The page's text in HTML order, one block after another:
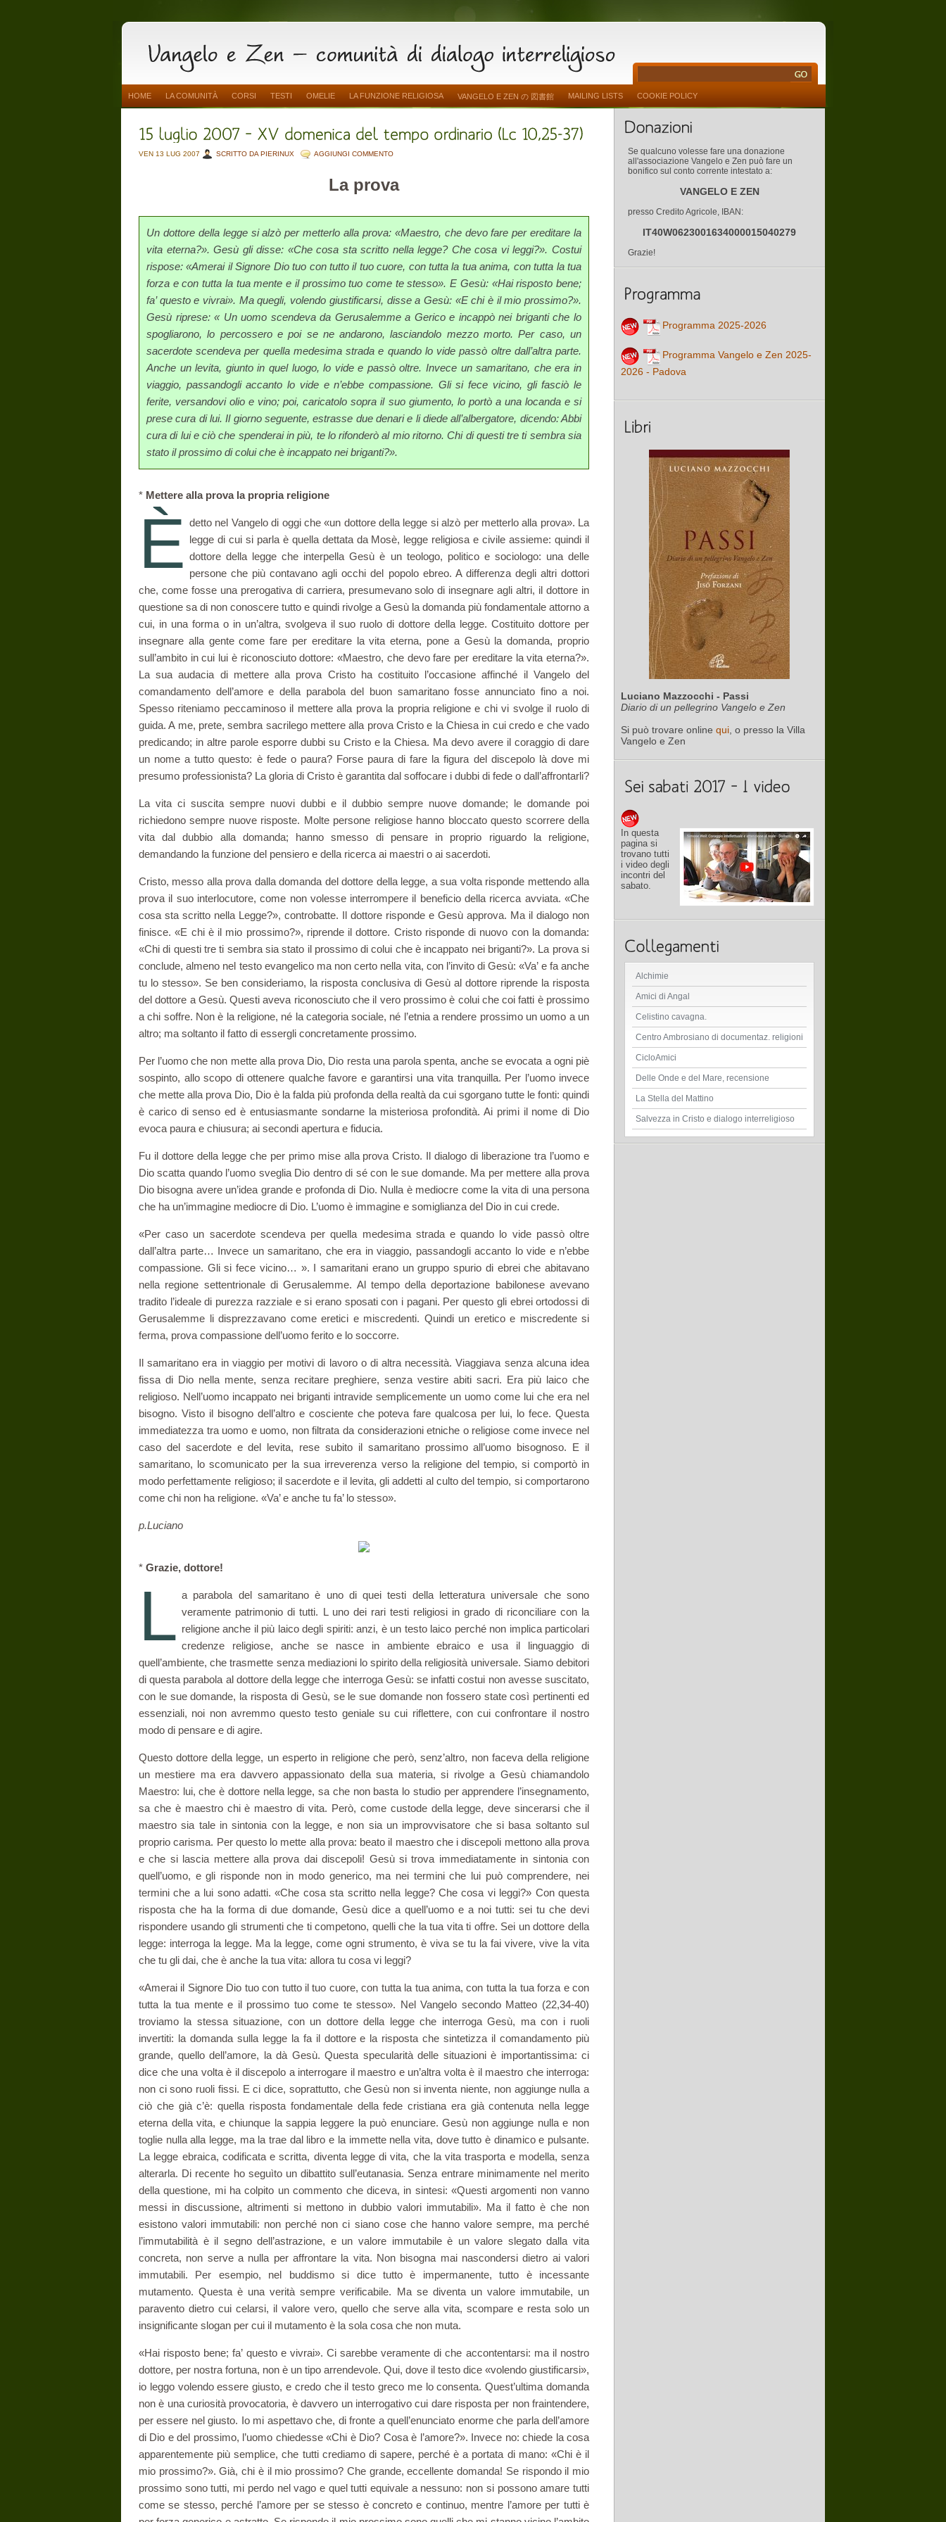
HOME LA COMUNITÀ CORSI TESTI OMELIE LA FUNZIONE RELIGIOSA VANGELO E ZEN の 図書館 MAILING LISTS COOKIE POLICY
VEN 13 LUG 2007 SCRITTO DA PIERINUX AGGIUNGI COMMENTO
La prova
Un dottore della legge si alzò per metterlo alla prova: «Maestro, che devo fare per ereditare la
vita eterna?». Gesù gli disse: «Che cosa sta scritto nella legge? Che cosa vi leggi?». Costui
rispose: «Amerai il Si­gnore Dio tuo con tutto il tuo cuore, con tutta la tua anima, con tutta la tua
forza e con tutta la tua mente e il prossimo tuo come te stesso». E Gesù: «Hai risposto bene;
fa’ questo e vivrai». Ma quegli, volendo giustificarsi, disse a Gesù: «E chi è il mio prossimo?».
Gesù riprese: « Un uomo scendeva da Gerusalemme a Gerico e incappò nei briganti che lo
spogliarono, lo percossero e poi se ne andarono, lasciandolo mezzo morto. Per caso, un
sacerdote scendeva per quella medesima strada e quando lo vide passò oltre dall’altra parte.
Anche un levita, giunto in quel luogo, lo vide e passò oltre. Invece un samaritano, che era in
viaggio, passandogli accanto lo vide e n’ebbe compassione. Gli si fece vicino, gli fasciò le
ferite, versandovi olio e vino; poi, caricatolo sopra il suo giumento, lo portò a una locanda e si
prese cura di lui. Il giorno seguente, estrasse due denari e li diede all’albergatore, dicendo: Abbi
cura di lui e ciò che spenderai in più, te lo rifonderò al mio ri­torno. Chi di questi tre ti sembra sia
stato il prossimo di colui che è in­cappato nei briganti?».
* Mettere alla prova la propria religione
È detto nel Vangelo di oggi che «un dottore della legge si alzò per metterlo alla prova». La
legge di cui si parla è quella dettata da Mosè, legge religiosa e civile assieme: quindi il
dottore della legge che in­terpella Gesù è un teologo, politico e sociologo: una delle
persone che più contavano agli occhi del popolo ebreo. A differenza degli al­tri dottori
che, come fosse una prerogativa di carriera, presumevano solo di insegnare agli altri, il dottore in
questione sa di non conoscere tutto e quindi rivolge a Gesù la domanda più fondamentale at­torno a
cui, in una forma o in un’altra, svolgeva il suo ruolo di dot­tore della legge. Costituito dottore per
insegnare alla gente come fare per ereditare la vita eterna, pone a Gesù la domanda, proprio
sull’ambito in cui lui è riconosciuto dottore: «Maestro, che devo fare per ereditare la vita eterna?».
La sua audacia di mettere alla prova Cristo ha costituito l’occasione affinché il Vangelo del
comanda­mento dell’amore e della parabola del buon samaritano fosse annun­ciato fino a noi.
Spesso riteniamo peccaminoso il mettere alla prova la propria religione e chi vi svolge il ruolo di
guida. A me, prete, sembra sacrilego mettere alla prova Cristo e la Chiesa in cui credo e che vado
predicando; in altre parole esporre dubbi su Cristo e la Chiesa. Ma devo avere il coraggio di dare
un nome a tutto questo: è fede o paura? Forse paura di fare la figura del discepolo là dove mi
presumo professionista? La gloria di Cristo è garantita dal soffocare i dubbi di fede o dall’affrontarli?
La vita ci suscita sempre nuovi dubbi e il dubbio sempre nuove domande; le domande poi
richiedono sempre nuove risposte. Molte persone religiose hanno bloccato questo scorrere della
vita dal dub­bio alla domanda; hanno smesso di pensare in proprio riguardo la re­ligione,
demandando la funzione del pensiero e della ricerca ai mae­stri o ai sacerdoti.
Cristo, messo alla prova dalla domanda del dottore della legge, a sua volta risponde mettendo alla
prova il suo interlocutore, come non volesse interrompere il beneficio della ricerca avviata. «Che
cosa sta scritto nella Legge?», controbatte. Il dottore risponde e Gesù approva. Ma il dialogo non
finisce. «E chi è il mio prossimo?», riprende il dottore. Cristo risponde di nuovo con la domanda:
«Chi di questi tre ti sembra sia stato il prossimo di colui che è incappato nei briganti?». La prova si
conclude, almeno nel testo evangelico ma non certo nella vita, con l’invito di Gesù: «Va’ e fa anche
tu lo stesso». Se ben consideriamo, la risposta conclusiva di Gesù al dot­tore riprende la risposta
del dottore a Gesù. Questi aveva ricono­sciuto che il vero prossimo è colui che coi fatti è prossimo
a chi sof­fre. Non è la religione, né la categoria sociale, né l’etnia a rendere prossimo un uomo a un
altro; ma soltanto il fatto di essergli concre­tamente prossimo.
Per l’uomo che non mette alla prova Dio, Dio resta una parola spenta, anche se evocata a ogni piè
sospinto, allo scopo di ottenere qualche favore e garantirsi una vita tranquilla. Per l’uomo invece
che mette alla prova Dio, Dio è la falda più profonda della realtà da cui sgorgano tutte le fonti: quindi
è carico di senso ed è entusiasmante sondarne la misteriosa profondità. Ai primi il nome di Dio
evoca paura e chiusura; ai secondi apertura e fiducia.
Fu il dottore della legge che per primo mise alla prova Cristo. Il dialogo di liberazione tra l’uomo e
Dio scatta quando l’uomo sveglia Dio dentro di sé con le sue domande. Ma per mettere alla prova
Dio bisogna avere un’idea grande e profonda di Dio. Nulla è mediocre come la vita di una persona
che ha un’immagine mediocre di Dio. L’uomo è immagine e somiglianza del Dio in cui crede.
«Per caso un sacerdote scendeva per quella medesima strada e quando lo vide passò oltre
dall’altra parte… Invece un samaritano, che era in viaggio, passandogli accanto lo vide e n’ebbe
compassione. Gli si fece vicino… ». I samaritani erano un gruppo spurio di ebrei che abitavano
nella regione settentrionale di Gerusalemme. Al tempo della deportazione babilonese avevano
tradito l’ideale di purezza razziale e si erano sposati con i pagani. Per questo gli ebrei ortodossi di
Gerusalemme li disprezzavano come eretici e miscredenti. Quindi un eretico e miscredente si
ferma, prova compassione dell’uomo fe­rito e lo soccorre.
Il samaritano era in viaggio per motivi di lavoro o di altra neces­sità. Viaggiava senza alcuna idea
fissa di Dio nella mente, senza reci­tare preghiere, senza vestire abiti sacri. Era più laico che
religioso. Nell’uomo incappato nei briganti intravide semplicemente un uomo come lui che era nel
bisogno. Visto il bisogno dell’altro e cosciente che poteva fare qualcosa per lui, lo fece. Questa
immediatezza tra uomo e uomo, non filtrata da considerazioni etniche o religiose come invece nel
caso del sacerdote e del levita, rese subito il samari­tano prossimo all’uomo bisognoso. E il
samaritano, lo scomunicato per la sua irreverenza verso la religione del tempio, si comportò in
modo perfettamente religioso; il sacerdote e il levita, gli addetti al culto del tempio, si comportarono
come chi non ha religione. «Va’ e anche tu fa’ lo stesso».
p.Luciano
* Grazie, dottore!
L a parabola del samaritano è uno di quei testi della letteratura universale che sono
veramente patrimonio di tutti. L uno dei rari te­sti religiosi in grado di riconciliare con la
religione anche il più laico degli spiriti: anzi, è un testo laico perché non implica particolari
cre­denze religiose, anche se nasce in ambiente ebraico e usa il linguag­gio di
quell’ambiente, che trasmette senza mediazioni lo spirito della religiosità universale. Siamo debitori
di questa parabola al dottore della legge che interroga Gesù: se infatti costui non avesse suscitato,
con le sue domande, la risposta di Gesù, se le sue domande non fossero state così pertinenti ed
essenziali, noi non avremmo questo testo geniale su cui riflettere, con cui confrontare il nostro
modo di pensare e di agire.
Questo dottore della legge, un esperto in religione che però, sen­z’altro, non faceva della religione
un mestiere ma era davvero appas­sionato della sua materia, si rivolge a Gesù chiamandolo
Maestro: lui, che è dottore nella legge, sa che non basta lo studio per appren­dere l’insegnamento,
sa che è maestro chi è maestro di vita. Però, come custode della legge, deve sincerarsi che il
maestro sia tale in sintonia con la legge, e non sia un improvvisatore che si basa sol­tanto sul
proprio carisma. Per questo lo mette alla prova: beato il maestro che i discepoli mettono alla prova
e che si lascia mettere alla prova dai discepoli! Gesù si trova immediatamente in sintonia con
quell’uomo, e gli risponde non in modo generico, ma nei termini che lui può comprendere, nei
termini che a lui sono adatti. «Che cosa sta scritto nella legge? Che cosa vi leggi?» Con questa
risposta che ha la forma di due domande, Gesù dice a quell’uomo e a noi tutti: sei tu che devi
rispondere usando gli strumenti che ti competono, quelli che la tua vita ti offre. Sei un dottore della
legge: interroga la legge. Ma la legge, come ogni strumento, è viva se tu la fai vivere, vive la vita
che tu gli dai, che è anche la tua vita: allora tu cosa vi leggi?
«Amerai il Signore Dio tuo con tutto il tuo cuore, con tutta la tua anima, con tutta la tua forza e con
tutta la tua mente e il prossimo tuo come te stesso». Nel Vangelo secondo Matteo (22,34-40)
troviamo la stessa situazione, con un dottore della legge che interroga Gesù, ma con i ruoli
invertiti: la domanda sulla legge la fa il dottore e la rispo­sta che sintetizza il comandamento più
grande, quello dell’amore, la dà Gesù. Questa specularità delle situazioni è importantissima: ci
dice che una volta è il discepolo a interrogare il maestro e un’altra volta è il maestro che interroga:
non ci sono ruoli fissi. E ci dice, so­prattutto, che Gesù non si inventa niente, non aggiunge nulla a
ciò che già c’è: quella risposta fondamentale della fede cristiana era già contenuta nella legge
eterna della vita, e chiunque la sappia leggere la può enunciare. Gesù non aggiunge nulla e non
toglie nulla alla legge, ma la trae dal libro e la immette nella vita, dove tutto è dina­mico e pulsante.
La legge ebraica, codificata e scritta, diventa legge di vita, che la vita trasporta e modella, senza
alterarla. Di recente ho seguìto un dibattito sull’eutanasia. Senza entrare minimamente nel merito
della questione, mi ha colpito un commento che diceva, in sintesi: «Questi argomenti non vanno
messi in discussione, altri­menti si mettono in dubbio valori immutabili». Ma il fatto è che non
esistono valori immutabili: non perché non ci siano cose che hanno valore sempre, ma perché
l’immutabilità è il segno dell’astrazione, e un valore immutabile è un valore slegato dalla vita
concreta, non serve a nulla per affrontare la vita. Non bisogna mai nascondersi die­tro ai valori
immutabili. Per esempio, nel buddismo si dice tutto è im­permanente, tutto è incessante
mutamento. Questa è una verità sem­pre verificabile. Ma se diventa un valore immutabile, un
paravento dietro cui celarsi, il valore vero, quello che serve alla vita, scompare e resta solo un
insignificante slogan per cui il mutamento è la sola cosa che non muta.
«Hai risposto bene; fa’ questo e vivrai». Ci sarebbe veramente di che accontentarsi: ma il nostro
dottore, per nostra fortuna, non è un tipo arrendevole. Qui, dove il testo dice «volendo giustificarsi»,
io leggo volendo essere giusto, e credo che il testo greco me lo consenta. Quest’ultima domanda
non è una curiosità provocatoria, è davvero un interrogativo cui dare risposta per non fraintendere,
per essere nel giusto. Io mi aspettavo che, di fronte a quell’enunciato enorme che parla dell’amore
di Dio e del prossimo, l’uomo chiedesse «Chi è Dio? Cosa è l’amore?». Invece no: chiede la cosa
apparentemente più semplice, che tutti crediamo di sapere, perché è a portata di mano: «Chi è il
mio prossimo?». Già, chi è il mio prossimo? Che grande, eccellente domanda! Se rispondo il mio
prossimo sono tutti, mi perdo nel vago e quel tutti equivale a nessuno: non si possono amare tutti
come se stesso, perché l’amore per se stesso è concreto e continuo, mentre l’amore per tutti è
Se qualcuno volesse fare una donazione
all'associazione Vangelo e Zen può fare un
bonifico sul conto corrente intestato a:
VANGELO E ZEN
presso Credito Agricole, IBAN:
IT40W0623001634000015040279
Grazie!
Programma 2025-2026
Programma Vangelo e Zen 2025-
2026 - Padova
Luciano Mazzocchi - Passi
Diario di un pellegrino Vangelo e Zen
Si può trovare online qui , o presso la Villa
Vangelo e Zen
In questa
pagina si
trovano tutti
i video degli
incontri del
sabato.
Alchimie
Amici di Angal
Celistino cavagna.
Centro Ambrosiano di documentaz. religioni
CicloAmici
Delle Onde e del Mare, recensione
La Stella del Mattino
Salvezza in Cristo e dialogo interreligioso